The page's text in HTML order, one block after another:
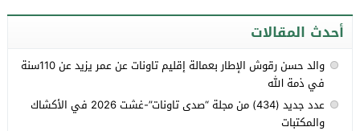
أحدث المقالات
والد حسن رقوش الإطار بعمالة إقليم تاونات عن عمر يزيد عن 110سنة
في ذمة الله
عدد جديد (434) من مجلة “صدى تاونات”-غشت 2026 في الأكشاك
والمكتبات